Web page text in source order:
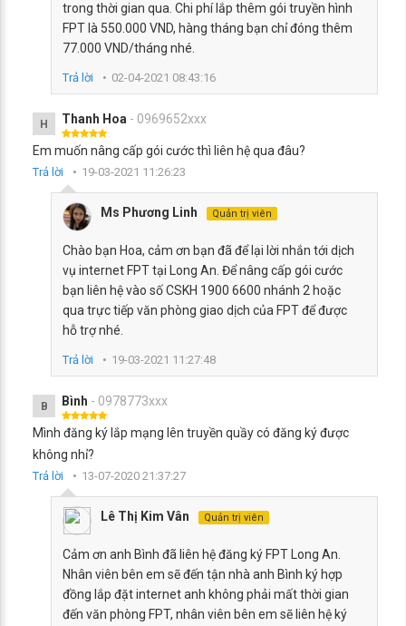
trong thời gian qua. Chi phí lắp thêm gói truyền hình
FPT là 550.000 VND, hàng tháng bạn chỉ đóng thêm
77.000 VND/tháng nhé.
Trả lời 02-04-2021 08:43:16
H Thanh Hoa - 0969652xxx
Em muốn nâng cấp gói cước thì liên hệ qua đâu?
Trả lời 19-03-2021 11:26:23
Ms Phương Linh Quản trị viên
Chào bạn Hoa, cảm ơn bạn đã để lại lời nhắn tới dịch
vụ internet FPT tại Long An. Để nâng cấp gói cước
bạn liên hệ vào số CSKH 1900 6600 nhánh 2 hoặc
qua trực tiếp văn phòng giao dịch của FPT để được
hỗ trợ nhé.
Trả lời 19-03-2021 11:27:48
B Bình - 0978773xxx
Mình đăng ký lắp mạng lên truyền quầy có đăng ký được
không nhỉ?
Trả lời 13-07-2020 21:37:27
Lê Thị Kim Vân Quản trị viên
Cảm ơn anh Bình đã liên hệ đăng ký FPT Long An.
Nhân viên bên em sẽ đến tận nhà anh Bình ký hợp
đồng lắp đặt internet anh không phải mất thời gian
đến văn phòng FPT, nhân viên bên em sẽ liên hệ ký